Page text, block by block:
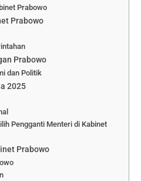
Prabowo
Prabowo
Prabowo
dan Politik
2025
Pengganti Menteri di Kabinet
Prabowo